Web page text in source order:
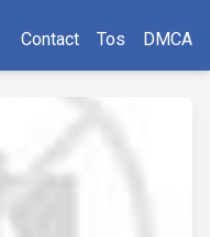
Contact Tos DMCA